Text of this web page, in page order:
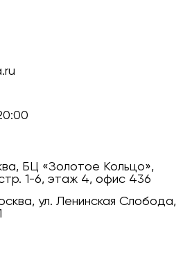
БЦ «Золотое Кольцо»,
1-6, этаж 4, офис 436
ул. Ленинская Слобода,